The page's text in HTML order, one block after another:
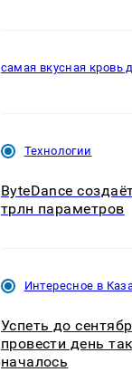
самая вкусная кровь
Технологии
ByteDance
трлн параметров
Интересное в
Успеть до
провести день
началось